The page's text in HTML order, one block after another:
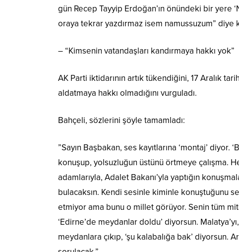
gün Recep Tayyip Erdoğan’ın önündeki bir yere
oraya tekrar yazdırmaz isem namussuzum” diye
– “Kimsenin vatandaşları kandırmaya hakkı yok”
AK Parti iktidarının artık tükendiğini, 17 Aralık
aldatmaya hakkı olmadığını vurguladı.
Bahçeli, sözlerini şöyle tamamladı:
”Sayın Başbakan, ses kayıtlarına ‘montaj’
konuşup, yolsuzluğun üstünü örtmeye çalışma.
adamlarıyla, Adalet Bakanı’yla yaptığın
bulacaksın. Kendi sesinle kiminle konuştuğunu
etmiyor ama bunu o millet görüyor. Senin tüm
‘Edirne’de meydanlar doldu’ diyorsun.
meydanlara çıkıp, ‘şu kalabalığa bak’